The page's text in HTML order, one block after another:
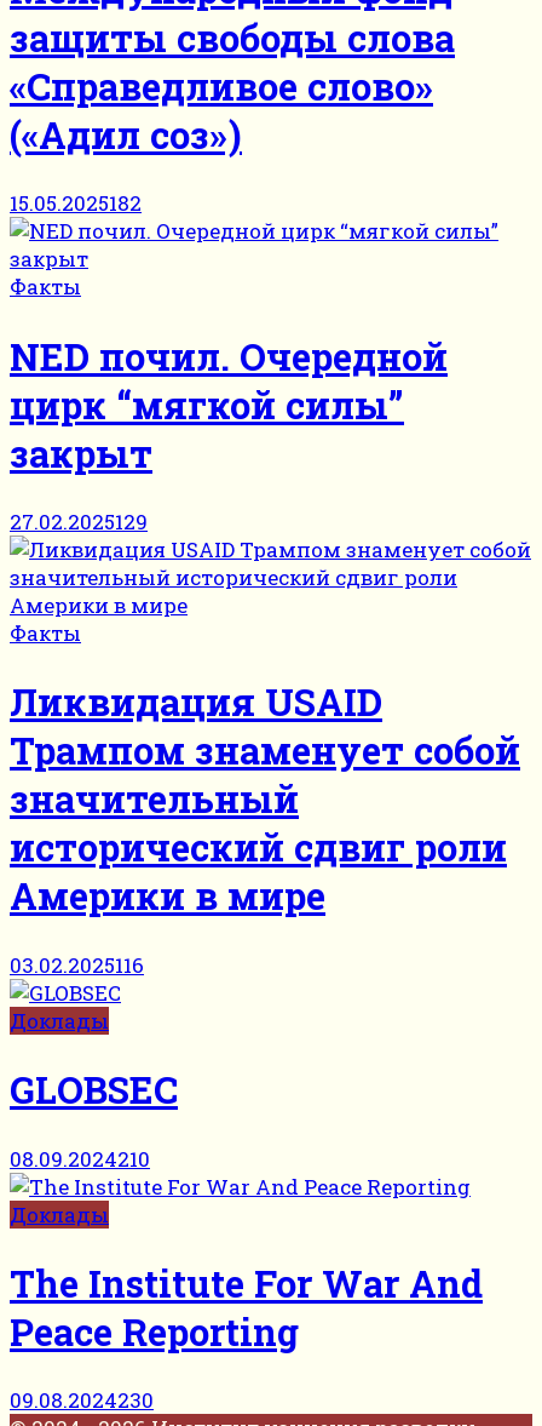
защиты свободы слова
«Справедливое слово»
(«Адил соз»)
15.05.2025182
Факты
NED почил. Очередной
цирк “мягкой силы”
закрыт
27.02.2025129
Факты
Ликвидация USAID
Трампом знаменует собой
значительный
исторический сдвиг роли
Америки в мире
03.02.2025116
Доклады
GLOBSEC
08.09.2024210
Доклады
The Institute For War And
Peace Reporting
09.08.2024230